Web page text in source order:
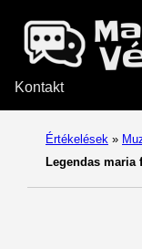
Kontakt
Értékelések »
Legendas maria